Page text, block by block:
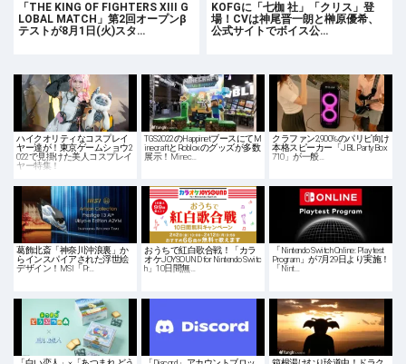
「THE KING OF FIGHTERS XIII G
LOBAL MATCH」第2回オープンβ
テストが8月1日(火)スタ…
KOFGに「七枷 社」「クリス」登
場！CVは神尾晋一朗と榊原優希、
公式サイトでボイス公…
ハイクオリティなコスプレイ
ヤー達が！東京ゲームショウ2
022で見掛けた美人コスプレイ
ヤー特集！
TGS2022のHappinetブースにてM
inecraftとRobloxのグッズが多数
展示！Minec…
クラファン2,900%のパリピ向け
本格スピーカー「JBL PartyBox
710」が一般…
葛飾北斎「神奈川沖浪裏」か
らインスパイアされた浮世絵
デザイン！MSI「Pr…
おうちで紅白歌合戦！「カラ
オケJOYSOUND for Nintendo Switc
h」10日間無…
「Nintendo Switch Online: Playtest
Program」が7月29日より実施！
「Nint…